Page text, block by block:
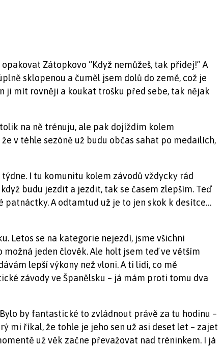
Zátopkovo “Když nemůžeš, tak přidej!” A
sklopenou a čuměl jsem dolů do země, což je
ji mít rovněji a koukat trošku před sebe, tak nějak
na ně trénuju, ale pak dojíždím kolem
v téhle sezóně už budu občas sahat po medailích,
I tu komunitu kolem závodů vždycky rád
budu jezdit a jezdit, tak se časem zlepším. Teď
A odtamtud už je to jen skok k desítce…
Letos se na kategorie nejezdí, jsme všichni
jeden člověk. Ale holt jsem teď ve větším
lepší výkony než vloni. A ti lidi, co mě
závody ve Španělsku – já mám proti tomu dva
by fantastické to zvládnout právě za tu hodinu –
mi říkal, že tohle je jeho sen už asi deset let – zajet
už věk začne převažovat nad tréninkem. I já